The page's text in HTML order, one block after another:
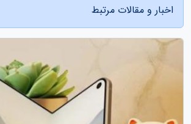
اخبار و مقالات مرتبط